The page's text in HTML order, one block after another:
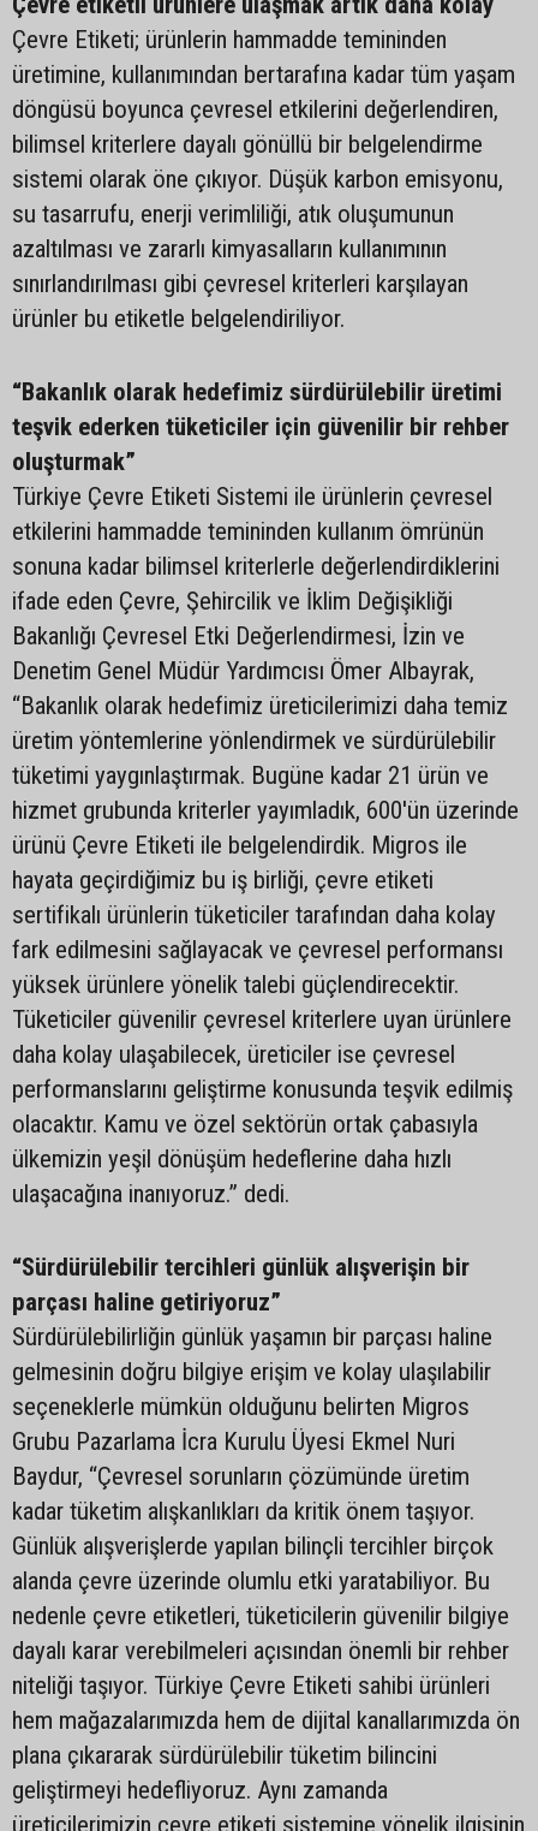
Çevre Etiketi; ürünlerin hammadde temininden
üretimine, kullanımından bertarafına kadar tüm yaşam
döngüsü boyunca çevresel etkilerini değerlendiren,
bilimsel kriterlere dayalı gönüllü bir belgelendirme
sistemi olarak öne çıkıyor. Düşük karbon emisyonu,
su tasarrufu, enerji verimliliği, atık oluşumunun
azaltılması ve zararlı kimyasalların kullanımının
sınırlandırılması gibi çevresel kriterleri karşılayan
ürünler bu etiketle belgelendiriliyor.
“Bakanlık olarak hedefimiz sürdürülebilir üretimi
teşvik ederken tüketiciler için güvenilir bir rehber
oluşturmak”
Türkiye Çevre Etiketi Sistemi ile ürünlerin çevresel
etkilerini hammadde temininden kullanım ömrünün
sonuna kadar bilimsel kriterlerle değerlendirdiklerini
ifade eden Çevre, Şehircilik ve İklim Değişikliği
Bakanlığı Çevresel Etki Değerlendirmesi, İzin ve
Denetim Genel Müdür Yardımcısı Ömer Albayrak,
“Bakanlık olarak hedefimiz üreticilerimizi daha temiz
üretim yöntemlerine yönlendirmek ve sürdürülebilir
tüketimi yaygınlaştırmak. Bugüne kadar 21 ürün ve
hizmet grubunda kriterler yayımladık, 600'ün üzerinde
ürünü Çevre Etiketi ile belgelendirdik. Migros ile
hayata geçirdiğimiz bu iş birliği, çevre etiketi
sertifikalı ürünlerin tüketiciler tarafından daha kolay
fark edilmesini sağlayacak ve çevresel performansı
yüksek ürünlere yönelik talebi güçlendirecektir.
Tüketiciler güvenilir çevresel kriterlere uyan ürünlere
daha kolay ulaşabilecek, üreticiler ise çevresel
performanslarını geliştirme konusunda teşvik edilmiş
olacaktır. Kamu ve özel sektörün ortak çabasıyla
ülkemizin yeşil dönüşüm hedeflerine daha hızlı
ulaşacağına inanıyoruz.” dedi.
“Sürdürülebilir tercihleri günlük alışverişin bir
parçası haline getiriyoruz”
Sürdürülebilirliğin günlük yaşamın bir parçası haline
gelmesinin doğru bilgiye erişim ve kolay ulaşılabilir
seçeneklerle mümkün olduğunu belirten Migros
Grubu Pazarlama İcra Kurulu Üyesi Ekmel Nuri
Baydur, “Çevresel sorunların çözümünde üretim
kadar tüketim alışkanlıkları da kritik önem taşıyor.
Günlük alışverişlerde yapılan bilinçli tercihler birçok
alanda çevre üzerinde olumlu etki yaratabiliyor. Bu
nedenle çevre etiketleri, tüketicilerin güvenilir bilgiye
dayalı karar verebilmeleri açısından önemli bir rehber
niteliği taşıyor. Türkiye Çevre Etiketi sahibi ürünleri
hem mağazalarımızda hem de dijital kanallarımızda ön
plana çıkararak sürdürülebilir tüketim bilincini
geliştirmeyi hedefliyoruz. Aynı zamanda
üreticilerimizin çevre etiketi sistemine yönelik ilgisinin